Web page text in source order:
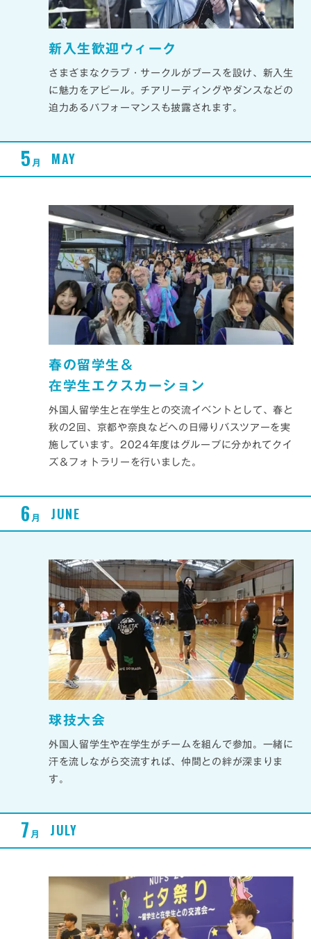
新入生歓迎ウィーク
さまざまなクラブ・サークルがブースを設け、新入生
に魅力をアピール。チアリーディングやダンスなどの
迫力あるパフォーマンスも披露されます。
5 月 MAY
春の留学生＆
在学生エクスカーション
外国人留学生と在学生との交流イベントとして、春と
秋の2回、京都や奈良などへの日帰りバスツアーを実
施しています。2024年度はグループに分かれてクイ
ズ＆フォトラリーを行いました。
6 月 JUNE
球技大会
外国人留学生や在学生がチームを組んで参加。一緒に
汗を流しながら交流すれば、仲間との絆が深まりま
す。
7 月 JULY